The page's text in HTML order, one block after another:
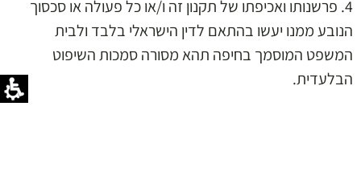
4. פרשנותו ואכיפתו של תקנון זה ו/או כל פעולה או סכסוך
הנובע ממנו יעשו בהתאם לדין הישראלי בלבד ולבית
המשפט המוסמך בחיפה תהא מסורה סמכות השיפוט
הבלעדית.